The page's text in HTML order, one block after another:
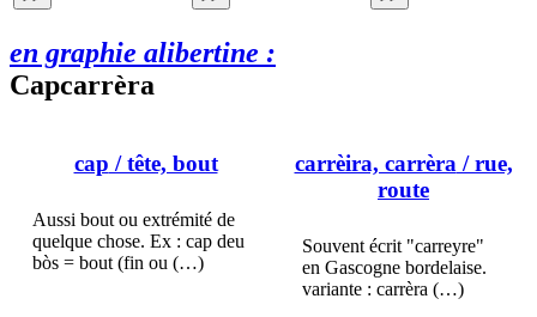
en graphie alibertine :
Capcarrèra
cap / tête, bout
Aussi bout ou extrémité de
quelque chose. Ex : cap deu
bòs = bout (fin ou (…)
carrèira, carrèra/ rue,
route
Souvent écrit "carreyre"
en Gascogne bordelaise.
variante : carrèra (…)